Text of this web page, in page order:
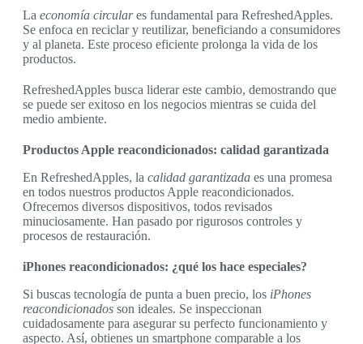
La economía circulares fundamental para RefreshedApples.
Se enfoca en reciclar y reutilizar, beneficiando a consumidores
y al planeta. Este proceso eficiente prolonga la vida de los
productos.
RefreshedApples busca liderar este cambio, demostrando que
se puede ser exitoso en los negocios mientras se cuida del
medio ambiente.
Productos Apple reacondicionados: calidad garantizada
En RefreshedApples, la calidad garantizada es una promesa
en todos nuestros productos Apple reacondicionados.
Ofrecemos diversos dispositivos, todos revisados
minuciosamente. Han pasado por rigurosos controles y
procesos de restauración.
iPhones reacondicionados: ¿qué los hace especiales?
Si buscas tecnología de punta a buen precio, los iPhones
reacondicionados son ideales. Se inspeccionan
cuidadosamente para asegurar su perfecto funcionamiento y
aspecto. Así, obtienes un smartphone comparable a los